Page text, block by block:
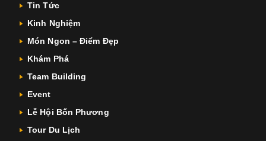
Tin Tức
Kinh Nghiệm
Món Ngon – Điểm Đẹp
Khám Phá
Team Building
Event
Lễ Hội Bốn Phương
Tour Du Lịch